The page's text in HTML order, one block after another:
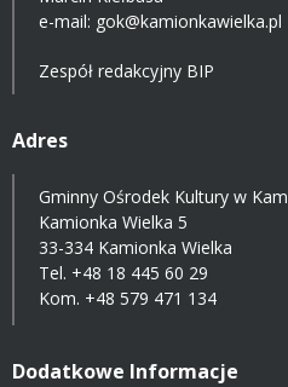
e-mail: gok@kamionkawielka.pl
Zespół redakcyjny BIP
Adres
Gminny Ośrodek Kultury w
Kamionka Wielka 5
33-334 Kamionka Wielka
Tel. +48 18 445 60 29
Kom. +48 579 471 134
Dodatkowe Informacje